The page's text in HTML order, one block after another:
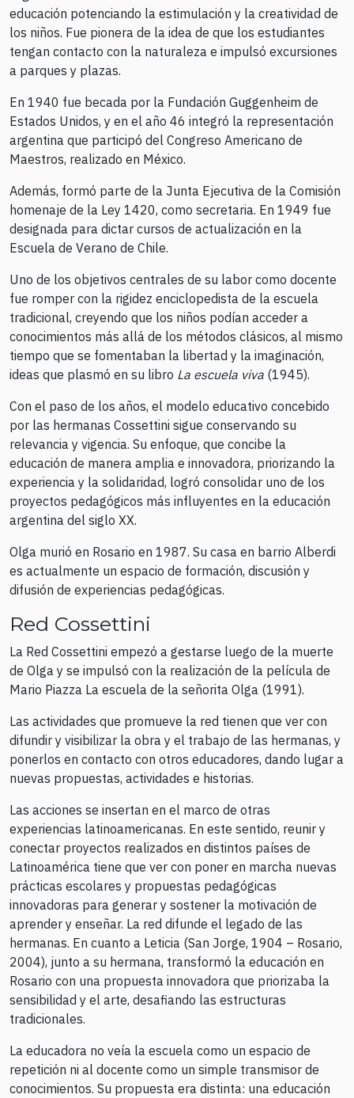
educación potenciando la estimulación y la creatividad de
los niños. Fue pionera de la idea de que los estudiantes
tengan contacto con la naturaleza e impulsó excursiones
a parques y plazas.
En 1940 fue becada por la Fundación Guggenheim de
Estados Unidos, y en el año 46 integró la representación
argentina que participó del Congreso Americano de
Maestros, realizado en México.
Además, formó parte de la Junta Ejecutiva de la Comisión
homenaje de la Ley 1420, como secretaria. En 1949 fue
designada para dictar cursos de actualización en la
Escuela de Verano de Chile.
Uno de los objetivos centrales de su labor como docente
fue romper con la rigidez enciclopedista de la escuela
tradicional, creyendo que los niños podían acceder a
conocimientos más allá de los métodos clásicos, al mismo
tiempo que se fomentaban la libertad y la imaginación,
ideas que plasmó en su libro La escuela viva (1945).
Con el paso de los años, el modelo educativo concebido
por las hermanas Cossettini sigue conservando su
relevancia y vigencia. Su enfoque, que concibe la
educación de manera amplia e innovadora, priorizando la
experiencia y la solidaridad, logró consolidar uno de los
proyectos pedagógicos más influyentes en la educación
argentina del siglo XX.
Olga murió en Rosario en 1987. Su casa en barrio Alberdi
es actualmente un espacio de formación, discusión y
difusión de experiencias pedagógicas.
Red Cossettini
La Red Cossettini empezó a gestarse luego de la muerte
de Olga y se impulsó con la realización de la película de
Mario Piazza La escuela de la señorita Olga (1991).
Las actividades que promueve la red tienen que ver con
difundir y visibilizar la obra y el trabajo de las hermanas, y
ponerlos en contacto con otros educadores, dando lugar a
nuevas propuestas, actividades e historias.
Las acciones se insertan en el marco de otras
experiencias latinoamericanas. En este sentido, reunir y
conectar proyectos realizados en distintos países de
Latinoamérica tiene que ver con poner en marcha nuevas
prácticas escolares y propuestas pedagógicas
innovadoras para generar y sostener la motivación de
aprender y enseñar. La red difunde el legado de las
hermanas. En cuanto a Leticia (San Jorge, 1904 – Rosario,
2004), junto a su hermana, transformó la educación en
Rosario con una propuesta innovadora que priorizaba la
sensibilidad y el arte, desafiando las estructuras
tradicionales.
La educadora no veía la escuela como un espacio de
repetición ni al docente como un simple transmisor de
conocimientos. Su propuesta era distinta: una educación